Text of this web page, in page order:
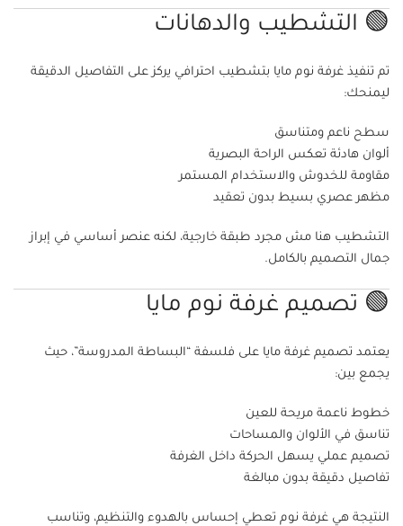
🟢 التشطيب والدهانات
تم تنفيذ غرفة نوم مايا بتشطيب احترافي يركز على التفاصيل الدقيقة
ليمنحك:
سطح ناعم ومتناسق
ألوان هادئة تعكس الراحة البصرية
مقاومة للخدوش والاستخدام المستمر
مظهر عصري بسيط بدون تعقيد
التشطيب هنا مش مجرد طبقة خارجية، لكنه عنصر أساسي في إبراز
جمال التصميم بالكامل.
🟢 تصميم غرفة نوم مايا
يعتمد تصميم غرفة مايا على فلسفة “البساطة المدروسة”، حيث
يجمع بين:
خطوط ناعمة مريحة للعين
تناسق في الألوان والمساحات
تصميم عملي يسهل الحركة داخل الغرفة
تفاصيل دقيقة بدون مبالغة
النتيجة هي غرفة نوم تعطي إحساس بالهدوء والتنظيم، وتناسب